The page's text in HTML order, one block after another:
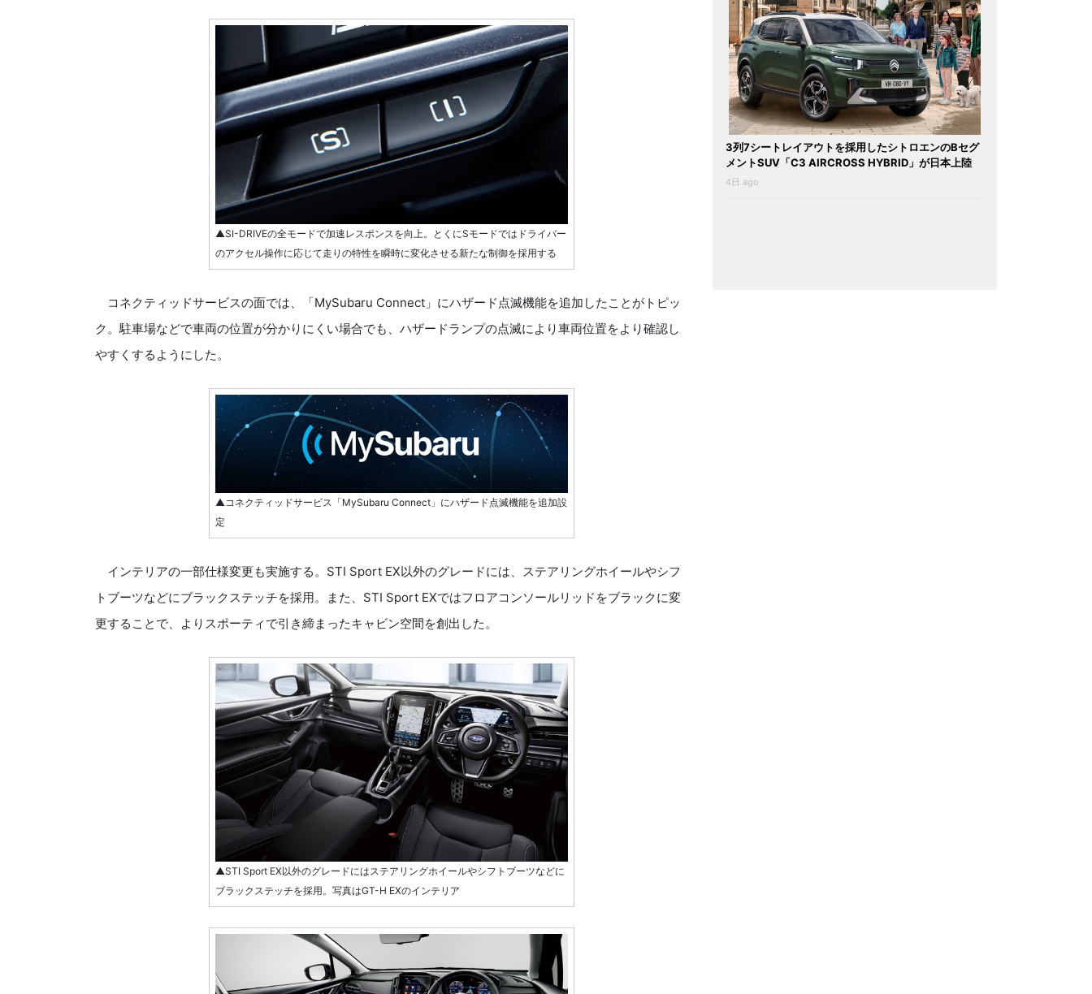
▲SI-DRIVEの全モードで加速レスポンスを向上。とくにSモードではドライバー
のアクセル操作に応じて走りの特性を瞬時に変化させる新たな制御を採用する
コネクティッドサービスの面では、「MySubaru Connect」にハザード点滅機能を追加したことがトピッ
ク。駐車場などで車両の位置が分かりにくい場合でも、ハザードランプの点滅により車両位置をより確認し
やすくするようにした。
▲コネクティッドサービス「MySubaru Connect」にハザード点滅機能を追加設
定
インテリアの一部仕様変更も実施する。STI Sport EX以外のグレードには、ステアリングホイールやシフ
トブーツなどにブラックステッチを採用。また、STI Sport EXではフロアコンソールリッドをブラックに変
更することで、よりスポーティで引き締まったキャビン空間を創出した。
▲STI Sport EX以外のグレードにはステアリングホイールやシフトブーツなどに
ブラックステッチを採用。写真はGT-H EXのインテリア
3列7シートレイアウトを採用したシトロエンのBセグ
メントSUV「C3 AIRCROSS HYBRID」が日本上陸
4日 ago